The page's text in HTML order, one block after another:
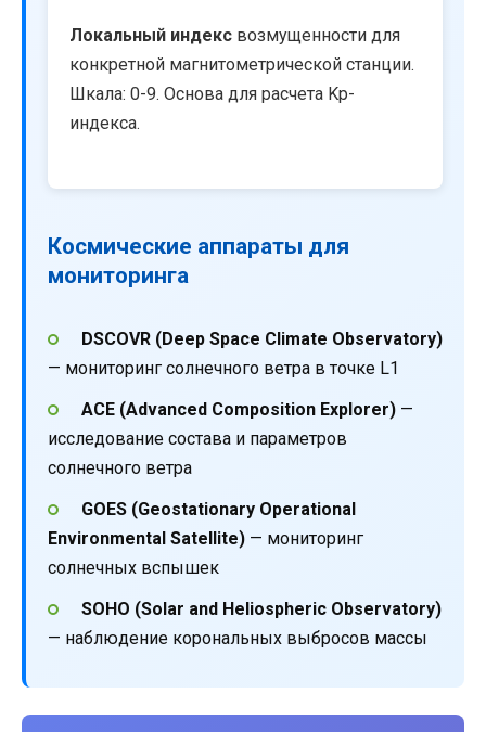
Локальный индекс возмущенности для
конкретной магнитометрической станции.
Шкала: 0-9. Основа для расчета Kp-
индекса.
Космические аппараты для
мониторинга
DSCOVR (Deep Space Climate Observatory)
— мониторинг солнечного ветра в точке L1
ACE (Advanced Composition Explorer)—
исследование состава и параметров
солнечного ветра
GOES (Geostationary Operational
Environmental Satellite) — мониторинг
солнечных вспышек
SOHO (Solar and Heliospheric Observatory)
— наблюдение корональных выбросов массы